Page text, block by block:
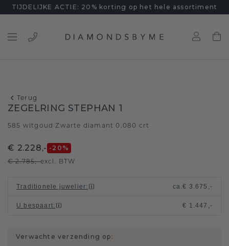
TIJDELIJKE ACTIE: 20% korting op het hele assortiment
Terug
ZEGELRING STEPHAN 1
585 witgoud Zwarte diamant 0.080 crt
€ 2.228,- -20 %
€ 2.785,-excl. BTW
Traditionele juwelier: ca.€ 3.675,-
U bespaart: € 1.447,-
Verwachte verzending op: